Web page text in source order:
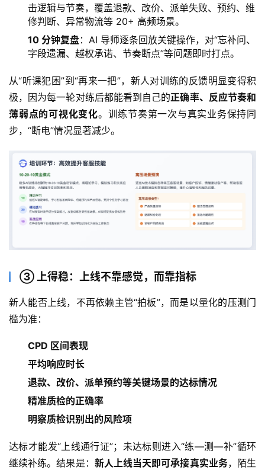
击逻辑与节奏，覆盖退款、改价、派单失败、预约、维
修判断、异常物流等 20+ 高频场景。
10 分钟复盘：AI 导师逐条回放关键操作，对“忘补问、
字段遗漏、越权承诺、节奏断点”等问题即时打点。
从“听课犯困”到“再来一把”，新人对训练的反馈明显变得积
极，因为每一轮对练后都能看到自己的正确率、反应节奏和
薄弱点的可视化变化。训练节奏第一次与真实业务保持同
步，“断电”情况显著减少。
③ 上得稳：上线不靠感觉，而靠指标
新人能否上线，不再依赖主管“拍板”，而是以量化的压测门
槛为准：
CPD 区间表现
平均响应时长
退款、改价、派单预约等关键场景的达标情况
精准质检的正确率
明察质检识别出的风险项
达标才能发“上线通行证”；未达标则进入“练—测—补”循环
继续补练。结果是： 新人上线当天即可承接真实业务，陌生